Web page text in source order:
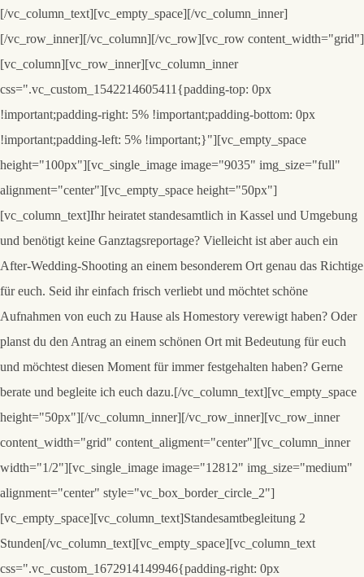
[/vc_column_text][vc_empty_space][/vc_column_inner]
[/vc_row_inner][/vc_column][/vc_row][vc_row content_width="grid"]
[vc_column][vc_row_inner][vc_column_inner
css=".vc_custom_1542214605411{padding-top: 0px
!important;padding-right: 5% !important;padding-bottom: 0px
!important;padding-left: 5% !important;}"][vc_empty_space
height="100px"][vc_single_image image="9035" img_size="full"
alignment="center"][vc_empty_space height="50px"]
[vc_column_text]Ihr heiratet standesamtlich in Kassel und Umgebung
und benötigt keine Ganztagsreportage? Vielleicht ist aber auch ein
After-Wedding-Shooting an einem besonderem Ort genau das Richtige
für euch. Seid ihr einfach frisch verliebt und möchtet schöne
Aufnahmen von euch zu Hause als Homestory verewigt haben? Oder
planst du den Antrag an einem schönen Ort mit Bedeutung für euch
und möchtest diesen Moment für immer festgehalten haben? Gerne
berate und begleite ich euch dazu.[/vc_column_text][vc_empty_space
height="50px"][/vc_column_inner][/vc_row_inner][vc_row_inner
content_width="grid" content_aligment="center"][vc_column_inner
width="1/2"][vc_single_image image="12812" img_size="medium"
alignment="center" style="vc_box_border_circle_2"]
[vc_empty_space][vc_column_text]Standesamtbegleitung 2
Stunden[/vc_column_text][vc_empty_space][vc_column_text
css=".vc_custom_1672914149946{padding-right: 0px